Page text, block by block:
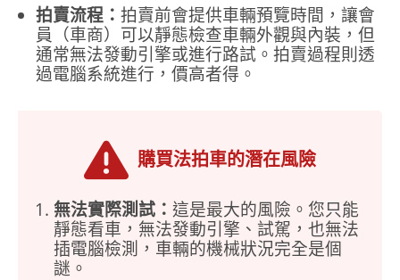
拍賣流程： 拍賣前會提供車輛預覽時間，讓會
員（車商）可以靜態檢查車輛外觀與內裝，但
通常無法發動引擎或進行路試。拍賣過程則透
過電腦系統進行，價高者得。
購買法拍車的潛在風險
無法實際測試： 這是最大的風險。您只能
靜態看車，無法發動引擎、試駕，也無法
插電腦檢測，車輛的機械狀況完全是個
謎。